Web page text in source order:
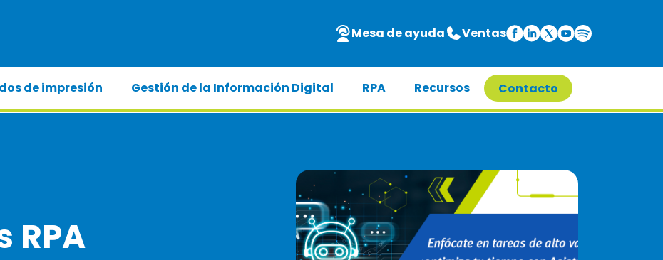
Mesa de ayuda Ventas
de impresión Gestión de la Información Digital RPA Recursos Contacto
RPA